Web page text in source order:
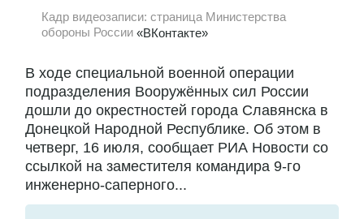
Кадр видеозаписи: страница Министерства
обороны России «ВКонтакте»
В ходе специальной военной операции
подразделения Вооружённых сил России
дошли до окрестностей города Славянска в
Донецкой Народной Республике. Об этом в
четверг, 16 июля, сообщает РИА Новости со
ссылкой на заместителя командира 9-го
инженерно-саперного...